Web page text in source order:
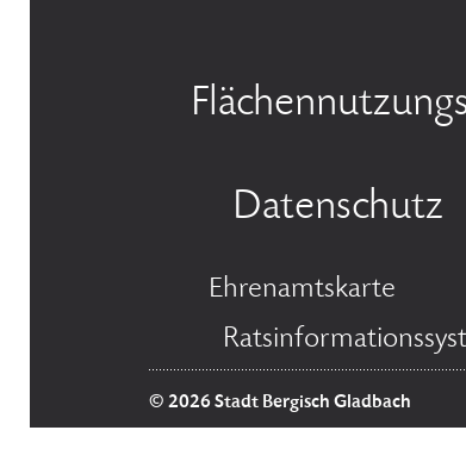
Datenschutz
Ehrenamtskarte
© 2026 Stadt Bergisch Gladbach